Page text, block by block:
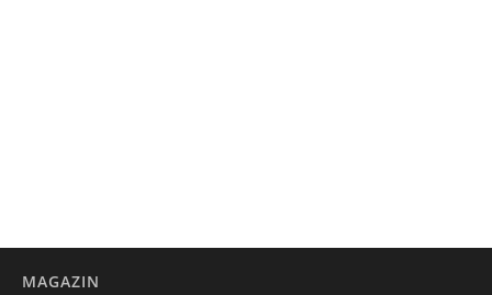
MAGAZIN